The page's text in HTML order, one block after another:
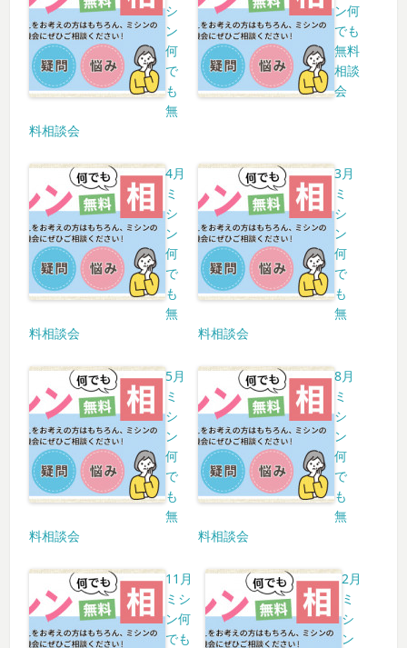
シ
ン
何
で
も
無
料相談会
ン何
でも
無料
相談
会
4月
ミ
シ
ン
何
で
も
無
料相談会
3月
ミ
シ
ン
何
で
も
無
料相談会
5月
ミ
シ
ン
何
で
も
無
料相談会
8月
ミ
シ
ン
何
で
も
無
料相談会
11月
ミシ
ン何
でも
2月
ミ
シ
ン